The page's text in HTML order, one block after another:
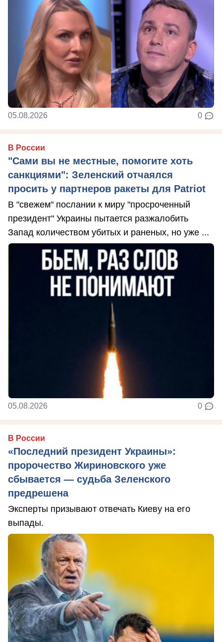
05.08.2026 0
В России
"Сами вы не местные, помогите хоть
санкциями": Зеленский отчаялся
просить у партнеров ракеты для Patriot
В "свежем" послании к миру "просроченный
президент" Украины пытается разжалобить
Запад количеством убитых и раненых, но уже ...
05.08.2026 0
В России
«Последний президент Украины»:
пророчество Жириновского уже
сбывается — судьба Зеленского
предрешена
Эксперты призывают отвечать Киеву на его
выпады.